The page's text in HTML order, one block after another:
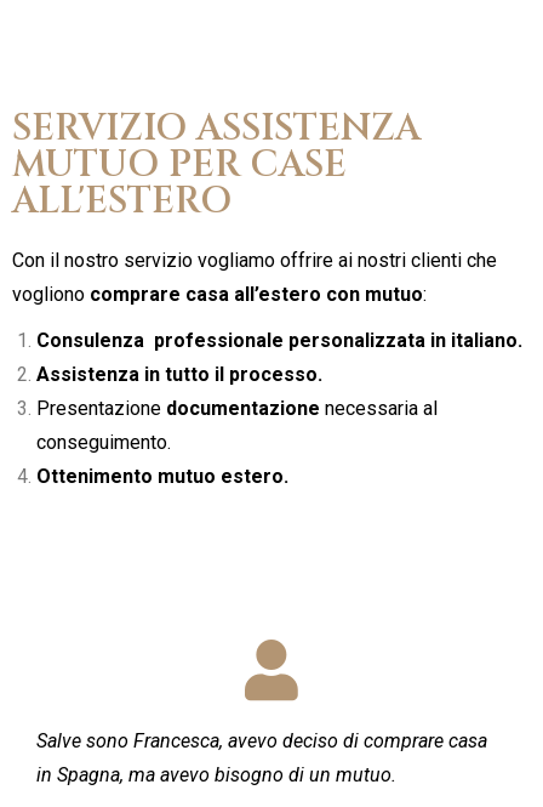
SERVIZIO ASSISTENZA
MUTUO PER CASE
ALL'ESTERO
Con il nostro servizio vogliamo offrire ai nostri clienti che
vogliono comprare casa all’estero con mutuo:
Consulenza professionale personalizzata in italiano.
Assistenza in tutto il processo.
Presentazione documentazione necessaria al
conseguimento.
Ottenimento mutuo estero.
Salve sono Francesca, avevo deciso di comprare casa
in Spagna, ma avevo bisogno di un mutuo.